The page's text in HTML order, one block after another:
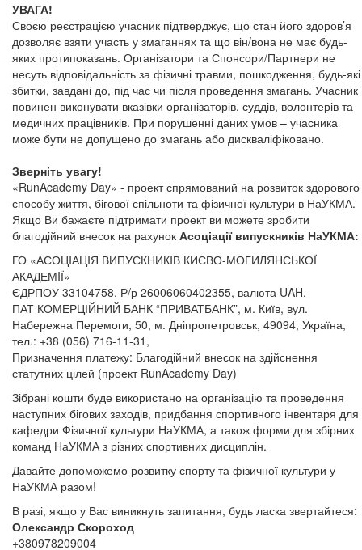
УВАГА!
Своєю реєстрацією учасник підтверджує, що стан його здоров’я
дозволяє взяти участь у змаганнях та що він/вона не має будь-
яких протипоказань. Організатори та Спонсори/Партнери не
несуть відповідальність за фізичні травми, пошкодження, будь-які
збитки, завдані до, під час чи після проведення змагань. Учасник
повинен виконувати вказівки організаторів, суддів, волонтерів та
медичних працівників. При порушенні даних умов – учасника
може бути не допущено до змагань або дискваліфіковано.
Зверніть увагу!
«RunAcademy Day» - проект спрямований на розвиток здорового
способу життя, бігової спільноти та фізичної культури в НаУКМА.
Якщо Ви бажаєте підтримати проект ви можете зробити
благодійний внесок на рахунок Асоціації випускників НаУКМА:
ГО «АСОЦIАЦIЯ ВИПУСКНИКIВ КИЄВО-МОГИЛЯНСЬКОЇ
АКАДЕМIЇ»
ЄДРПОУ 33104758, Р/р 26006060402355, валюта UAH.
ПАТ КОМЕРЦІЙНИЙ БАНК “ПРИВАТБАНК”, м. Київ, вул.
Набережна Перемоги, 50, м. Дніпропетровськ, 49094, Україна,
тел.: +38 (056) 716-11-31,
Призначення платежу: Благодійний внесок на здійснення
статутних цілей (проект RunAcademy Day)
Зібрані кошти буде використано на організацію та проведення
наступних бігових заходів, придбання спортивного інвентаря для
кафедри Фізичної культури НаУКМА, а також форми для збірних
команд НаУКМА з різних спортивних дисциплін.
Давайте допоможемо розвитку спорту та фізичної культури у
НаУКМА разом!
В разі, якщо у Вас виникнуть запитання, будь ласка звертайтеся:
Олександр Скороход
+380978209004